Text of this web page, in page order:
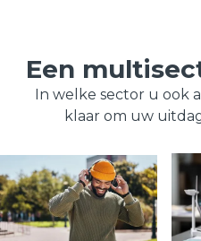
Een
In welke sector u ook
klaar om uw